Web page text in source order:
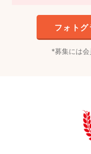
フォト
募集には